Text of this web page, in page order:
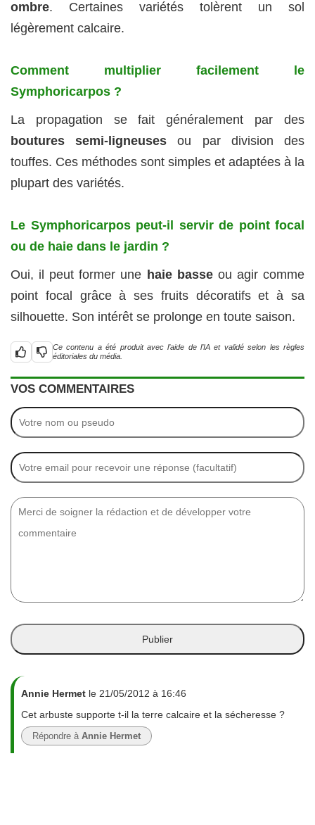
ombre. Certaines variétés tolèrent un sol
légèrement calcaire.
Comment multiplier facilement le
Symphoricarpos ?
La propagation se fait généralement par des
boutures semi-ligneuses ou par division des
touffes. Ces méthodes sont simples et adaptées à la
plupart des variétés.
Le Symphoricarpos peut-il servir de point focal
ou de haie dans le jardin ?
Oui, il peut former une haie basseou agir comme
point focal grâce à ses fruits décoratifs et à sa
silhouette. Son intérêt se prolonge en toute saison.
Ce contenu a été produit avec l’aide de l’IA et validé selon les règles
éditoriales du média.
VOS COMMENTAIRES
Annie Hermet le 21/05/2012 à 16:46
Cet arbuste supporte t-il la terre calcaire et la sécheresse ?
Répondre à Annie Hermet